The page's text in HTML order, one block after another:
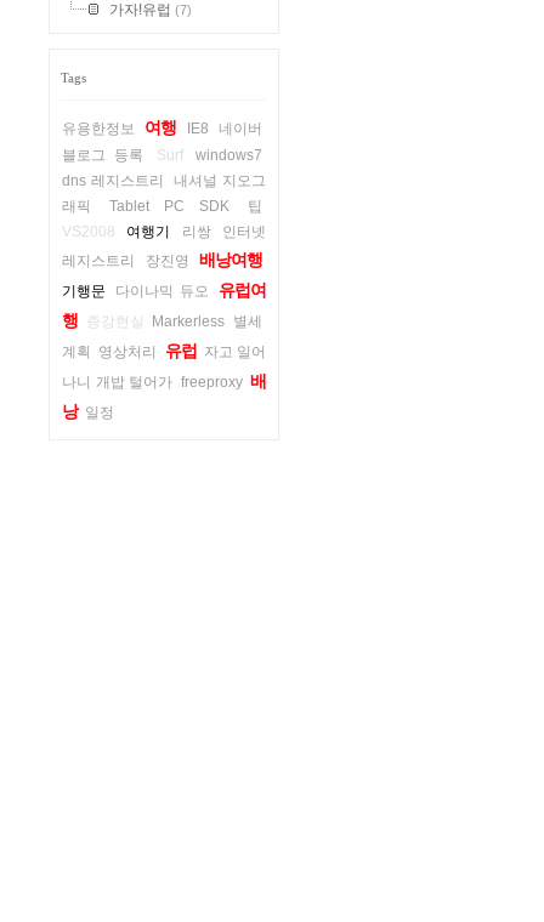
가자!유럽 (7)
Tags
유용한정보 여행 IE8
네이버
블로그 등록
Surf
windows7
dns 레지스트리
내셔널 지오그
래픽
Tablet PC SDK
팁
VS2008
여행기 리쌍
인터넷
레지스트리
장진영 배낭여행
기행문 다이나믹 듀오
유럽여
행 증강현실 Markerless 별세
계획
영상처리 유럽
자고 일어
나니 개밥 털어가 freeproxy 배
낭 일정